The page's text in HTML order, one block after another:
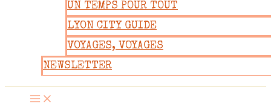
UN TEMPS POUR TOUT
LYON CITY GUIDE
VOYAGES, VOYAGES
NEWSLETTER